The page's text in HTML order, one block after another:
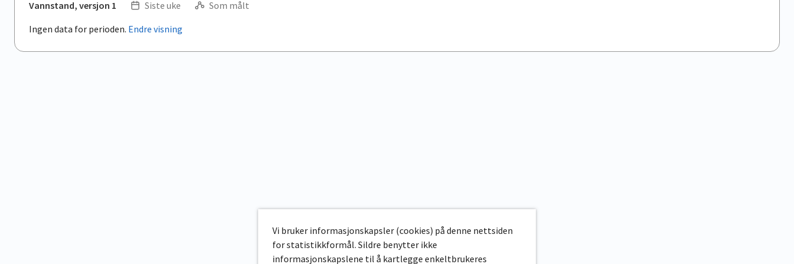
Vannstand, versjon 1 Siste uke
Som målt
Ingen data for perioden. Endre visning
Vi bruker informasjonskapsler (cookies) på denne nettsiden
for statistikkformål. Sildre benytter ikke
informasjonskapslene til å kartlegge enkeltbrukeres